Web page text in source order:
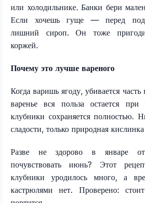
или холодильнике. Банки бери
Если хочешь гуще — перед
лишний сироп. Он тоже
коржей.
Почему это лучше вареного
Когда варишь ягоду, убивается
варенье вся польза остается
клубники сохраняется полностью.
сладости, только природная
Разве не здорово в январе
почувствовать июнь? Этот
клубники уродилось много, а
кастрюлями нет. Проверено: